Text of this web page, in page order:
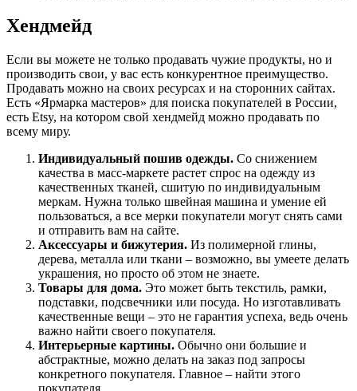
Хендмейд
Если вы можете не только продавать чужие продукты, но и
производить свои, у вас есть конкурентное преимущество.
Продавать можно на своих ресурсах и на сторонних сайтах.
Есть «Ярмарка мастеров» для поиска покупателей в России,
есть Etsy, на котором свой хендмейд можно продавать по
всему миру.
Индивидуальный пошив одежды. Со снижением
качества в масс-маркете растет спрос на одежду из
качественных тканей, сшитую по индивидуальным
меркам. Нужна только швейная машина и умение ей
пользоваться, а все мерки покупатели могут снять сами
и отправить вам на сайте.
Аксессуары и бижутерия. Из полимерной глины,
дерева, металла или ткани – возможно, вы умеете делать
украшения, но просто об этом не знаете.
Товары для дома. Это может быть текстиль, рамки,
подставки, подсвечники или посуда. Но изготавливать
качественные вещи – это не гарантия успеха, ведь очень
важно найти своего покупателя.
Интерьерные картины. Обычно они большие и
абстрактные, можно делать на заказ под запросы
конкретного покупателя. Главное – найти этого